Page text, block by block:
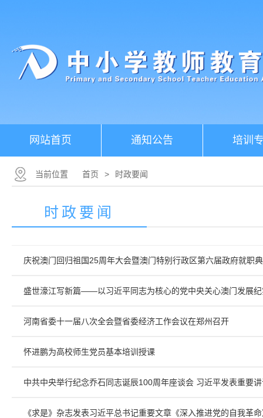
网站首页 通知公告 培训
当前位置 首页 > 时政要闻
时政要闻
庆祝澳门回归祖国25周年大会暨澳门特别行政区第六届政府就职
盛世濠江写新篇——以习近平同志为核心的党中央关心澳门发展
河南省委十一届八次全会暨省委经济工作会议在郑州召开
怀进鹏为高校师生党员基本培训授课
中共中央举行纪念乔石同志诞辰100周年座谈会 习近平发表重要
《求是》杂志发表习近平总书记重要文章《深入推进党的自我革